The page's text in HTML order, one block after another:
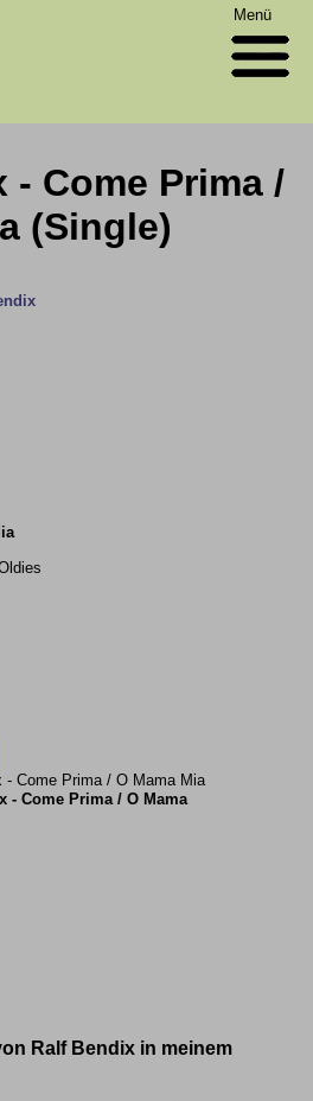
Menü
- Come Prima /
(Single)
- Come Prima / O Mama
Ralf Bendix in meinem